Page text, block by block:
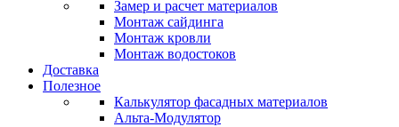
Замер и расчет материалов
Монтаж сайдинга
Монтаж кровли
Монтаж водостоков
Доставка
Полезное
Калькулятор фасадных материалов
Альта-Модулятор